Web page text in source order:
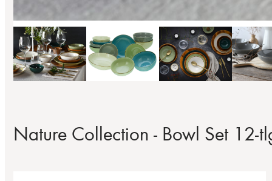
Nature Collection - Bowl Set 12-